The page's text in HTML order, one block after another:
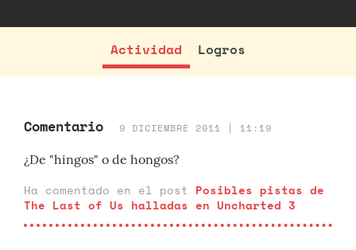
Actividad Logros
Comentario 9 DICIEMBRE 2011 | 11:19
¿De "hingos" o de hongos?
Ha comentado en el post Posibles pistas de
The Last of Us halladas en Uncharted 3